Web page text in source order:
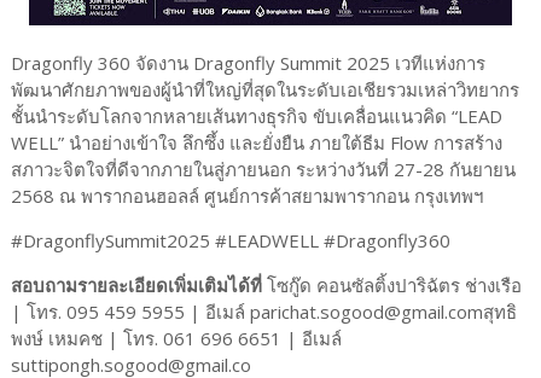
Dragonfly 360 จัดงาน Dragonfly Summit 2025 เวทีแห่งการ
พัฒนาศักยภาพของผู้นำที่ใหญ่ที่สุดในระดับเอเชียรวมเหล่าวิทยากร
ชั้นนำระดับโลกจากหลายเส้นทางธุรกิจ ขับเคลื่อนแนวคิด “LEAD
WELL” นำอย่างเข้าใจ ลึกซึ้ง และยั่งยืน ภายใต้ธีม Flow การสร้าง
สภาวะจิตใจที่ดีจากภายในสู่ภายนอก ระหว่างวันที่ 27-28 กันยายน
2568 ณ พารากอนฮอลล์ ศูนย์การค้าสยามพารากอน กรุงเทพฯ
#DragonflySummit2025 #LEADWELL #Dragonfly360
สอบถามรายละเอียดเพิ่มเติมได้ที่โซกู๊ด คอนซัลติ้งปาริฉัตร ช่างเรือ
| โทร. 095 459 5955 | อีเมล์ parichat.sogood@gmail.comสุทธิ
พงษ์ เหมคช | โทร. 061 696 6651 | อีเมล์
suttipongh.sogood@gmail.co